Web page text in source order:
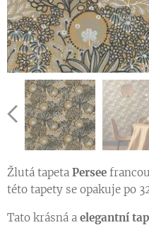
Ukázka vzoru
Ukázka vzoru
Raport
Žlutá tapeta Persee
této tapety se opakuje po
Tato krásná a elegantní